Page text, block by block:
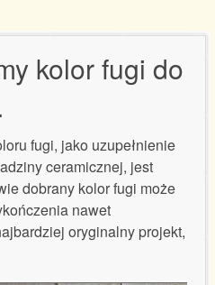
inspiracje
remontowy
kolor fugi do
fugi, jako uzupełnienie
ceramicznej, jest
dobrany kolor fugi może
nawet
oryginalny projekt,